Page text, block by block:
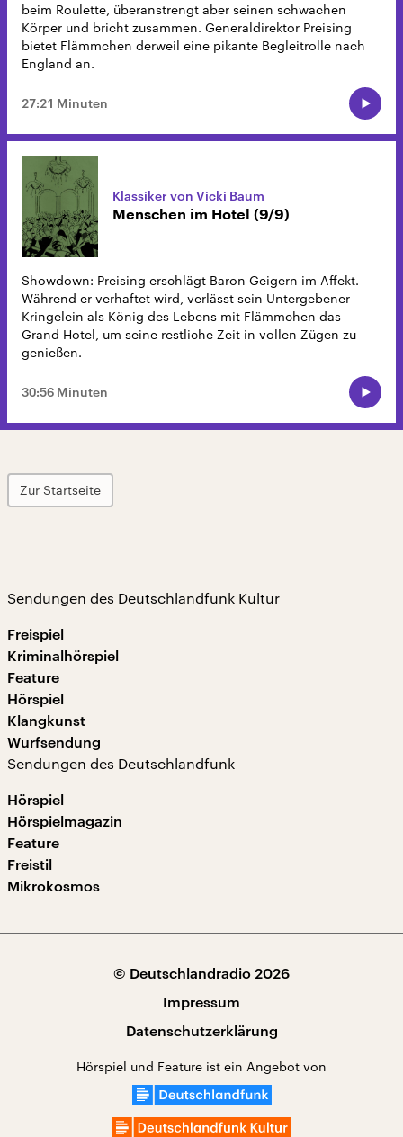
beim Roulette, überanstrengt aber seinen schwachen
Körper und bricht zusammen. Generaldirektor Preising
bietet Flämmchen derweil eine pikante Begleitrolle nach
England an.
27:21 Minuten
Klassiker von Vicki Baum
Menschen im Hotel (9/9)
Showdown: Preising erschlägt Baron Geigern im Affekt.
Während er verhaftet wird, verlässt sein Untergebener
Kringelein als König des Lebens mit Flämmchen das
Grand Hotel, um seine restliche Zeit in vollen Zügen zu
genießen.
30:56 Minuten
Zur Startseite
Sendungen des Deutschlandfunk Kultur
Freispiel
Kriminalhörspiel
Feature
Hörspiel
Klangkunst
Wurfsendung
Sendungen des Deutschlandfunk
Hörspiel
Hörspielmagazin
Feature
Freistil
Mikrokosmos
© Deutschlandradio 2026
Impressum
Datenschutzerklärung
Hörspiel und Feature ist ein Angebot von